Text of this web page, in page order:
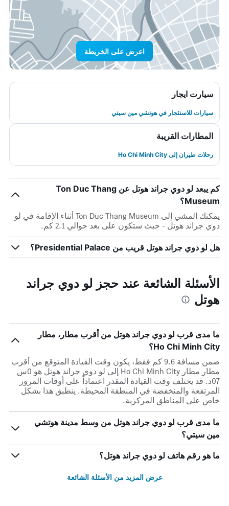
اعرض على الخريطة
سيارت ايجار
سيارات للاستئجار في هوتشي مين سيتي
المطارات القريبة
رحلات طيران إلى Ho Chi Minh City
كم يبعد لو دوي جراند هوتل عن Ton Duc Thang
Museum؟
يمكنك المشي إلى Ton Duc Thang Museum أثناء الإقامة في لو
دوي جراند هوتل - حيث ستكون على بعد حوالي 2.1 كم.
هل لو دوي جراند هوتل قريب من Presidential Palace؟
الأسئلة الشائعة عند حجز لو دوي جراند
هوتل
ما مدى قرب لو دوي جراند هوتل من أقرب مطار، مطار
Ho Chi Minh City؟
ضمن مسافة 9.6 كم فقط، يكون وقت القيادة المتوقع من أقرب
مطار مطار Ho Chi Minh City إلى لو دوي جراند هوتل هو 0س
07د. قد يختلف وقت القيادة المقدر اعتماداً على أوقات المرور
المرتفعة والمنخفضة في المنطقة المحيطة. ينطبق هذا بشكل
خاص على المناطق المركزية.
ما مدى قرب لو دوي جراند هوتل من وسط مدينة هوتشي
مين سيتي؟
ما هو رقم هاتف لو دوي جراند هوتل؟
عرض المزيد من الأسئلة الشائعة